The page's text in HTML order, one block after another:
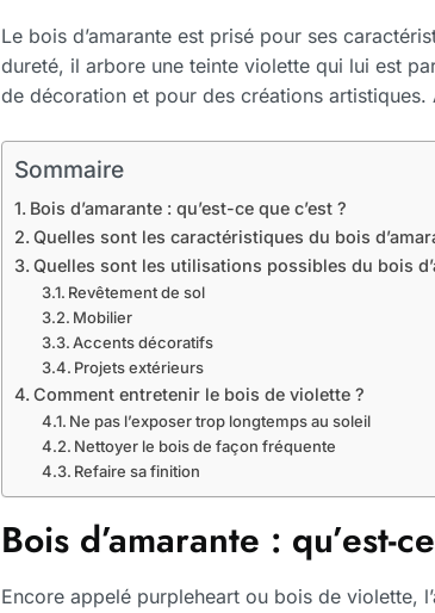
Le bois d’amarante est prisé pour ses
dureté, il arbore une teinte violette qui lui est
de décoration et pour des créations
Sommaire
Bois d’amarante : qu’est-ce que c’est ?
Quelles sont les caractéristiques du bois
Quelles sont les utilisations possibles du bois
Revêtement de sol
Mobilier
Accents décoratifs
Projets extérieurs
Comment entretenir le bois de violette ?
Ne pas l’exposer trop longtemps au soleil
Nettoyer le bois de façon fréquente
Refaire sa finition
Bois d’amarante : qu’est-
Encore appelé purpleheart ou bois de violette,